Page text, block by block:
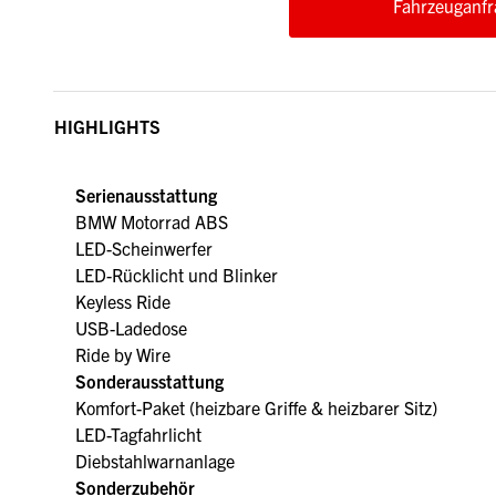
HIGHLIGHTS
Serienausstattung
BMW Motorrad ABS
LED-Scheinwerfer
LED-Rücklicht und Blinker
Keyless Ride
USB-Ladedose
Ride by Wire
Sonderausstattung
Komfort-Paket (heizbare Griffe & heizbarer Sitz)
LED-Tagfahrlicht
Diebstahlwarnanlage
Sonderzubehör